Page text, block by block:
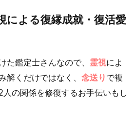
による復縁成就・復活愛
た鑑定士さんなので、 霊視によ
解くだけではなく、 念送りで複
の関係を修復するお手伝いもし